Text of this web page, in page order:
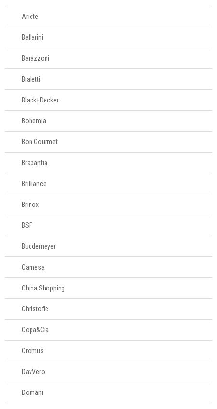
Eletros
Mesa
Cama e banho
Móveis
Decoração
Login
Criar conta
Pesquisar Lista
Conosco
61
996581061
61
996588122
Ariete
Ballarini
Barazzoni
Bialetti
Black+Decker
Bohemia
Bon Gourmet
Brabantia
Brilliance
Brinox
BSF
Buddemeyer
Camesa
China Shopping
Christofle
Copa&Cia
Cromus
DavVero
Domani